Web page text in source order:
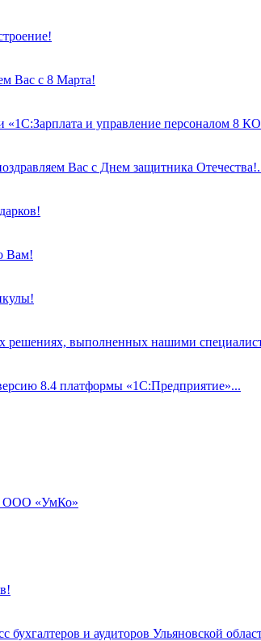
Вас с 8 Марта!
и управление персоналом 8
Вас с Днем защитника
Вам!
решениях, выполненных нашими
8.4 платформы «1С:Предприятие»...
ООО «УмКо»
и аудиторов Ульяновской